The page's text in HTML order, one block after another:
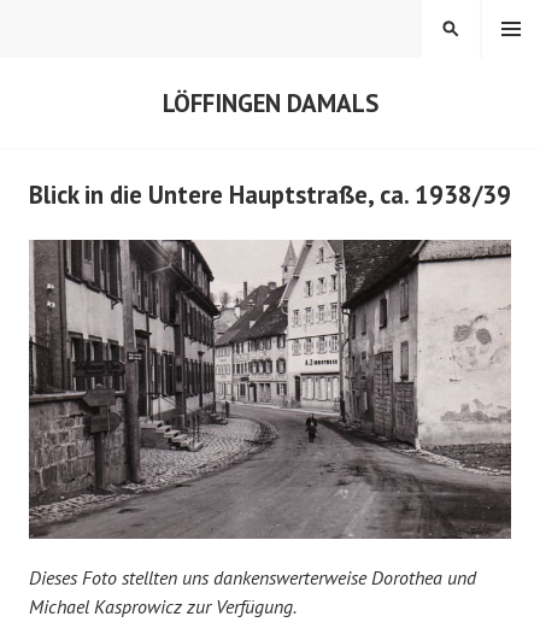
LÖFFINGEN DAMALS
MENÜ
SUCHEN
Blick in die Untere Hauptstraße, ca. 1938/39
Dieses Foto stellten uns dankenswerterweise Dorothea und
Michael Kasprowicz zur Verfügung.